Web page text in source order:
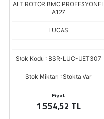
ALT ROTOR BMC PROFESYONEL
A127
LUCAS
Stok Kodu : BSR-LUC-UET307
Stok Miktarı : Stokta Var
Fiyat
1.554,52 TL